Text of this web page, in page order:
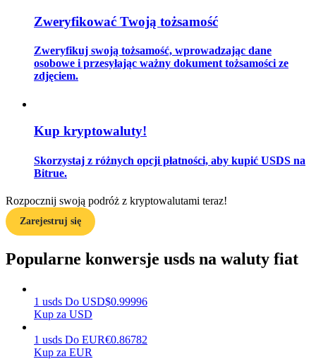
Przewodnik
Przewodnik dla początkujących dotyczący kontraktów futures
Strategie handlowe
Dowiedz się, jak zachować rentowność
Zarabiać
Zweryfikować Twoją tożsamość
Zweryfikuj swoją tożsamość, wprowadzając dane
osobowe i przesyłając ważny dokument tożsamości ze
zdjęciem.
Kup kryptowaluty!
Skorzystaj z różnych opcji płatności, aby kupić USDS na
Bitrue.
Rozpocznij swoją podróż z kryptowalutami teraz!
Zarejestruj się
Popularne konwersje usds na waluty fiat
1 usds Do USD$0.99996
Kup za USD
1 usds Do EUR€0.86782
Kup za EUR